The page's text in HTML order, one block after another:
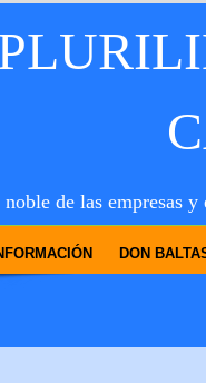
de las empresas
DON